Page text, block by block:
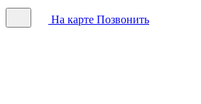
На карте Позвонить